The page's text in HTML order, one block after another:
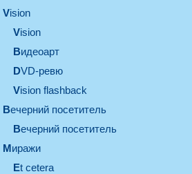
vision
vision
видеоарт
DVD-ревю
Vision flashback
вечерний посетитель
вечерний посетитель
миражи
et cetera